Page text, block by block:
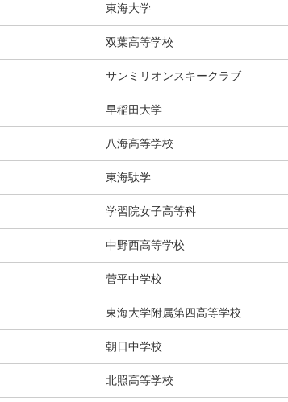
東海大学
双葉高等学校
サンミリオンスキークラブ
早稲田大学
八海高等学校
東海駄学
学習院女子高等科
中野西高等学校
菅平中学校
東海大学附属第四高等学校
朝日中学校
北照高等学校